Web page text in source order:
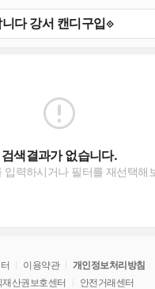
검색결과가 없습니다.
입력하시거나 필터를 재선택해
이용약관
개인정보처리방침
재산권보호센터
안전거래센터